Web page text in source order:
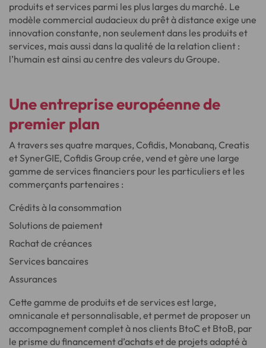
produits et services parmi les plus larges du marché. Le
modèle commercial audacieux du prêt à distance exige une
innovation constante, non seulement dans les produits et
services, mais aussi dans la qualité de la relation client :
l’humain est ainsi au centre des valeurs du Groupe.
Une entreprise européennede
premier plan
A travers ses quatre marques, Cofidis, Monabanq, Creatis
et SynerGIE, Cofidis Group crée, vend et gère une large
gamme de services financiers pour les particuliers et les
commerçants partenaires :
Crédits à la consommation
Solutions de paiement
Rachat de créances
Services bancaires
Assurances
Cette gamme de produits et de services est large,
omnicanale et personnalisable, et permet de proposer un
accompagnement complet à nos clients BtoC et BtoB, par
le prisme du financement d’achats et de projets adapté à